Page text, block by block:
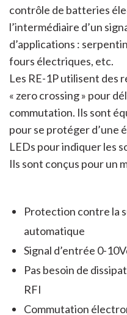
contrôle de batteries
l’intermédiaire d’un
d’applications :
fours électriques, etc.
Les RE-1P utilisent des
« zero crossing » pour
commutation. Ils sont
pour se protéger d’une
LEDs pour indiquer les
Ils sont conçus pour un
Protection contre la
automatique
Signal d’entrée 0-
Pas besoin de
RFI
Commutation